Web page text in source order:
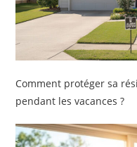
Comment protéger sa
pendant les vacances ?